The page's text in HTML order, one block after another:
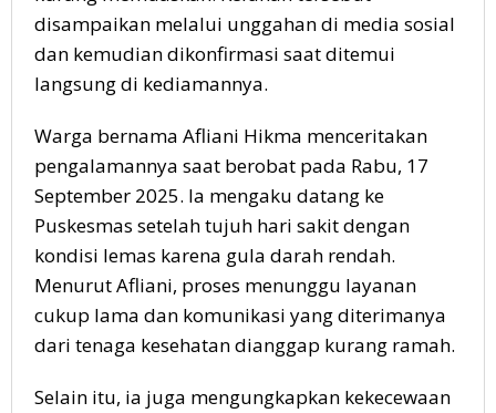
disampaikan melalui unggahan di media sosial
dan kemudian dikonfirmasi saat ditemui
langsung di kediamannya.
Warga bernama Afliani Hikma menceritakan
pengalamannya saat berobat pada Rabu, 17
September 2025. Ia mengaku datang ke
Puskesmas setelah tujuh hari sakit dengan
kondisi lemas karena gula darah rendah.
Menurut Afliani, proses menunggu layanan
cukup lama dan komunikasi yang diterimanya
dari tenaga kesehatan dianggap kurang ramah.
Selain itu, ia juga mengungkapkan kekecewaan